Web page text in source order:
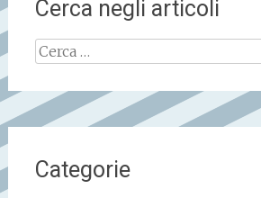
Cerca negli articoli
Ricerca
per:
Categorie